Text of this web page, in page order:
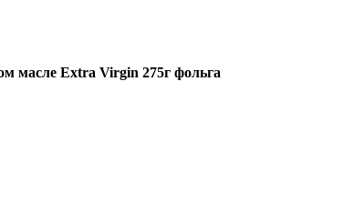
масле Extra Virgin 275г фольга